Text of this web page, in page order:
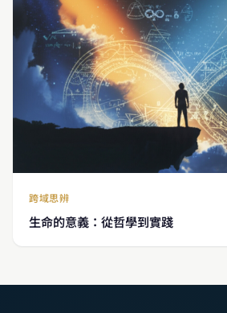
跨域思辨
生命的意義：從哲學到實踐